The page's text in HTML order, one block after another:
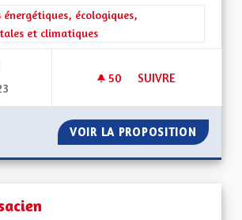
de la catégorie : Les transitions
écologiques,
et climatiques
50 50 ABONNÉS
SUIVRE
VOIR LA PROPOSITION